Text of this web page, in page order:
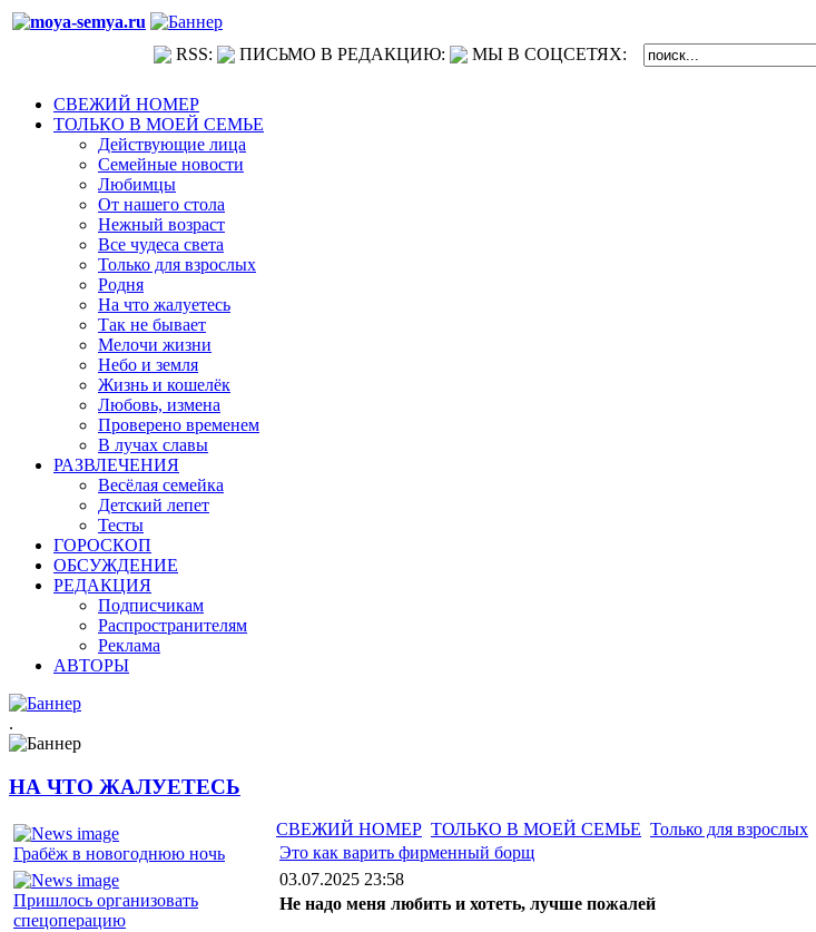
RSS: ПИСЬМО В РЕДАКЦИЮ: МЫ В СОЦСЕТЯХ:
СВЕЖИЙ НОМЕР
ТОЛЬКО В МОЕЙ СЕМЬЕ
Действующие лица
Семейные новости
Любимцы
От нашего стола
Нежный возраст
Все чудеса света
Только для взрослых
Родня
На что жалуетесь
Так не бывает
Мелочи жизни
Небо и земля
Жизнь и кошелёк
Любовь, измена
Проверено временем
В лучах славы
РАЗВЛЕЧЕНИЯ
Весёлая семейка
Детский лепет
Тесты
ГОРОСКОП
ОБСУЖДЕНИЕ
РЕДАКЦИЯ
Подписчикам
Распространителям
Реклама
АВТОРЫ
.
НА ЧТО ЖАЛУЕТЕСЬ
Грабёж в новогоднюю ночь
Пришлось организовать
спецоперацию
СВЕЖИЙ НОМЕР ТОЛЬКО В МОЕЙ СЕМЬЕ Только для взрослых
Это как варить фирменный борщ
03.07.2025 23:58
Не надо меня любить и хотеть, лучше пожалей